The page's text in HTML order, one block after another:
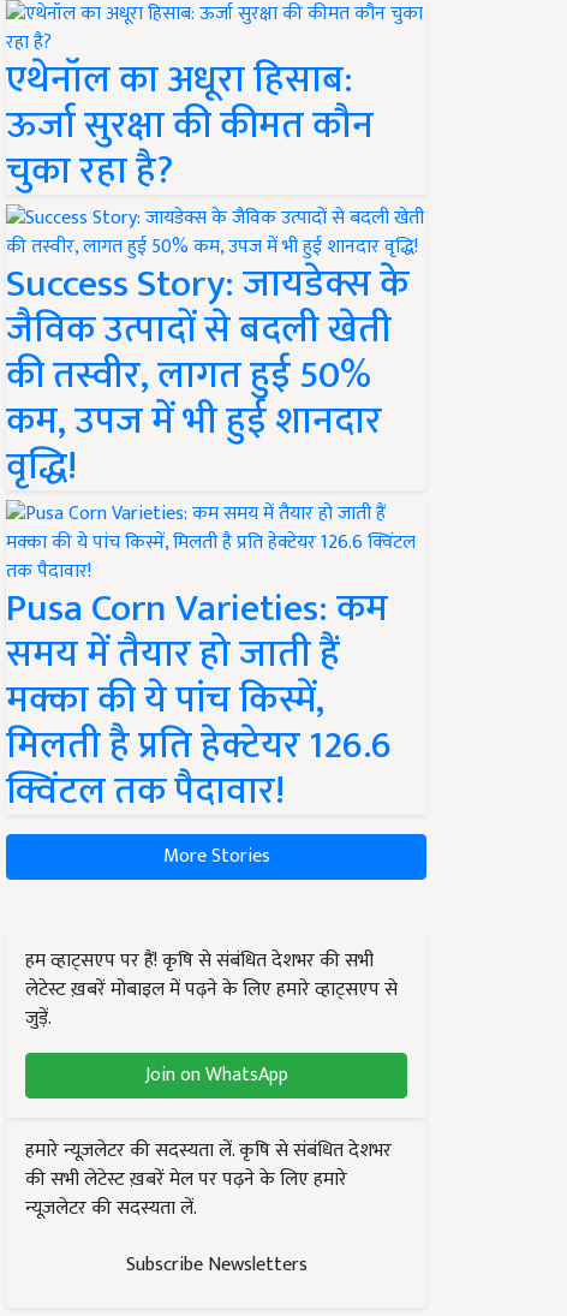
एथेनॉल का अधूरा हिसाब:
ऊर्जा सुरक्षा की कीमत कौन
चुका रहा है?
Success Story: जायडेक्स के
जैविक उत्पादों से बदली खेती
की तस्वीर, लागत हुई 50%
कम, उपज में भी हुई शानदार
वृद्धि!
Pusa Corn Varieties: कम
समय में तैयार हो जाती हैं
मक्का की ये पांच किस्में,
मिलती है प्रति हेक्टेयर 126.6
क्विंटल तक पैदावार!
More Stories
हम व्हाट्सएप पर हैं! कृषि से संबंधित देशभर की सभी
लेटेस्ट ख़बरें मोबाइल में पढ़ने के लिए हमारे व्हाट्सएप से
जुड़ें.
Join on WhatsApp
हमारे न्यूज़लेटर की सदस्यता लें. कृषि से संबंधित देशभर
की सभी लेटेस्ट ख़बरें मेल पर पढ़ने के लिए हमारे
न्यूज़लेटर की सदस्यता लें.
Subscribe Newsletters